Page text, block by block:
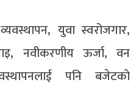
युवा स्वरोजगार,
नवीकरणीय ऊर्जा, वन
पनि बजेटको